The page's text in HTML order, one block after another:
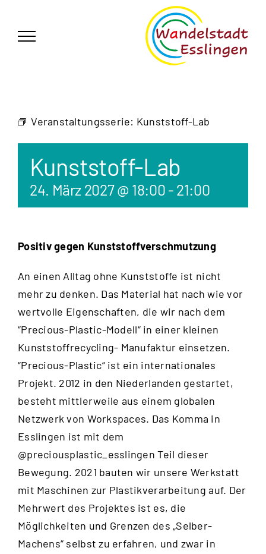
springen
Veranstaltungsserie: Kunststoff-Lab
Kunststoff-Lab
24. März 2027 @ 18:00 - 21:00
Positiv gegen Kunststoffverschmutzung
An einen Alltag ohne Kunststoffe ist nicht
mehr zu denken. Das Material hat nach wie vor
wertvolle Eigenschaften, die wir nach dem
“Precious-Plastic-Modell“ in einer kleinen
Kunststoffrecycling- Manufaktur einsetzen.
“Precious-Plastic“ ist ein internationales
Projekt. 2012 in den Niederlanden gestartet,
besteht mittlerweile aus einem globalen
Netzwerk von Workspaces. Das Komma in
Esslingen ist mit dem
@preciousplastic_esslingen Teil dieser
Bewegung. 2021 bauten wir unsere Werkstatt
mit Maschinen zur Plastikverarbeitung auf. Der
Mehrwert des Projektes ist es, die
Möglichkeiten und Grenzen des „Selber-
Machens“ selbst zu erfahren, und zwar in